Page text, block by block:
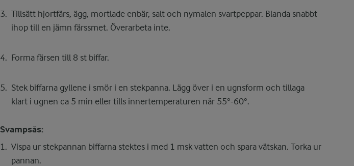
Tillsätt hjortfärs, ägg, mortlade enbär, salt och nymalen svartpeppar. Blanda snabbt
ihop till en jämn färssmet. Överarbeta inte.
Forma färsen till 8 st biffar.
Stek biffarna gyllene i smör i en stekpanna. Lägg över i en ugnsform och tillaga
klart i ugnen ca 5 min eller tills innertemperaturen når 55°-60°.
Svampsås:
Vispa ur stekpannan biffarna stektes i med 1 msk vatten och spara vätskan. Torka ur
pannan.